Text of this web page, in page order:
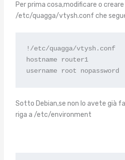
Per prima cosa,modificare o creare
/etc/quagga/vtysh.conf che
!/etc/quagga/vtysh.conf
hostname router1
username root nopassword
Sotto Debian,se non lo avete già
riga a /etc/environment